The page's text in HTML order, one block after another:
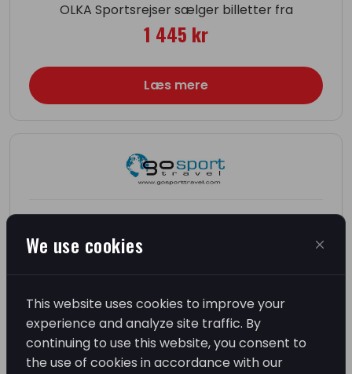
OLKA Sportsrejser sælger billetter fra
1 445 kr
Læs mere
Læs mere
We use cookies
This website uses cookies to improve your
experience and analyze site traffic. By
continuing to use this website, you consent to
the use of cookies in accordance with our